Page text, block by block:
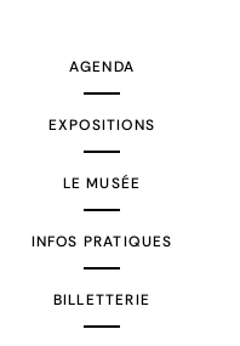
AGENDA
EXPOSITIONS
LE MUSÉE
INFOS PRATIQUES
BILLETTERIE